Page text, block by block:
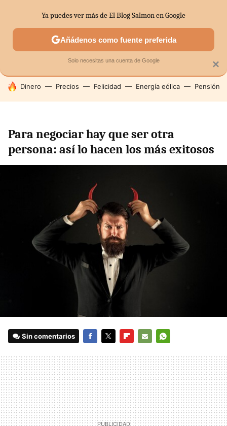
SECTORES ECONOMÍA DOMÉSTICA MERCADOS
HOY SE HABLA DE
Dinero Precios Felicidad Energía eólica Pensión
Para negociar hay que ser otra
persona: así lo hacen los más exitosos
Sin comentarios
MAIL
×
Ya puedes ver más de El Blog Salmon en Google
Añádenos como fuente preferida
Solo necesitas una cuenta de Google